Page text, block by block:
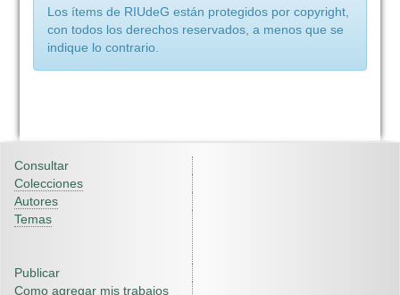
Los ítems de RIUdeG están protegidos por copyright,
con todos los derechos reservados, a menos que se
indique lo contrario.
Consultar
Colecciones
Autores
Temas
Publicar
Como agregar mis trabajos